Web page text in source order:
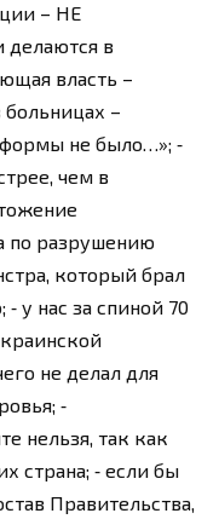
– НЕ
в
власть –
больницах –
не было…»; ⁃
чем в
по разрушению
который брал
у нас за спиной 70
не делал для
⁃
нельзя, так как
страна; ⁃ если бы
Правительства,